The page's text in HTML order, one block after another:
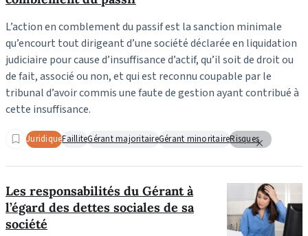
L’action en comblement du passif est la sanction minimale
qu’encourt tout dirigeant d’une société déclarée en liquidation
judiciaire pour cause d’insuffisance d’actif, qu’il soit de droit ou
de fait, associé ou non, et qui est reconnu coupable par le
tribunal d’avoir commis une faute de gestion ayant contribué à
cette insuffisance.
JuridiqueFailliteGérant majoritaireGérant minoritaireRisques
Les responsabilités du Gérant à
l’égard des dettes sociales de sa
société